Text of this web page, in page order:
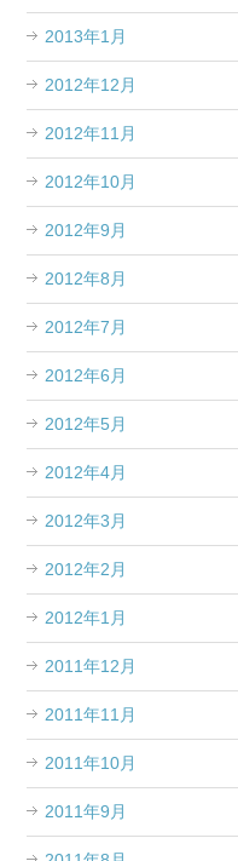
2013年1月
2012年12月
2012年11月
2012年10月
2012年9月
2012年8月
2012年7月
2012年6月
2012年5月
2012年4月
2012年3月
2012年2月
2012年1月
2011年12月
2011年11月
2011年10月
2011年9月